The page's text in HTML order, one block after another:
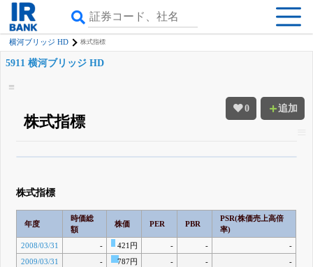
横河ブリッジ HD 株式指標
0 追加
5911 横河ブリッジ HD
株式指標
登録すると永久30%OFFと米株版の先行利用も付きます
株式指標
年度
時価総
額
株価 PER PBR
PSR(株価売上高倍
率)
2008/03/31
- 421円 - -
-
2009/03/31
- 787円 - -
-